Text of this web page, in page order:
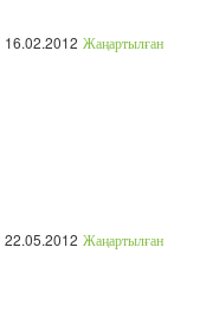
16.02.2012 Жаңартылған
22.05.2012 Жаңартылған